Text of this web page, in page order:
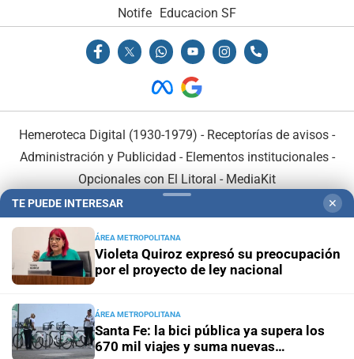
Notife Educacion SF
Hemeroteca Digital (1930-1979) - Receptorías de avisos -
Administración y Publicidad - Elementos institucionales-
Opcionales con El Litoral - MediaKit
En Asociación con:
TE PUEDE INTERESAR ✕
ÁREA METROPOLITANA
Violeta Quiroz expresó su preocupación
por el proyecto de ley nacional
ÁREA METROPOLITANA
Santa Fe: la bici pública ya supera los
670 mil viajes y suma nuevas